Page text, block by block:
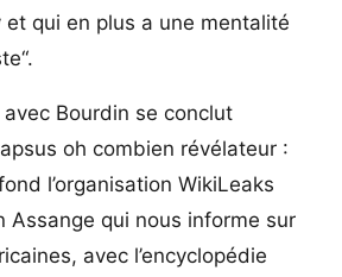
et qui en plus a une mentalité
Bourdin se conclut
oh combien révélateur :
l’organisation WikiLeaks
Assange qui nous informe sur
avec l’encyclopédie